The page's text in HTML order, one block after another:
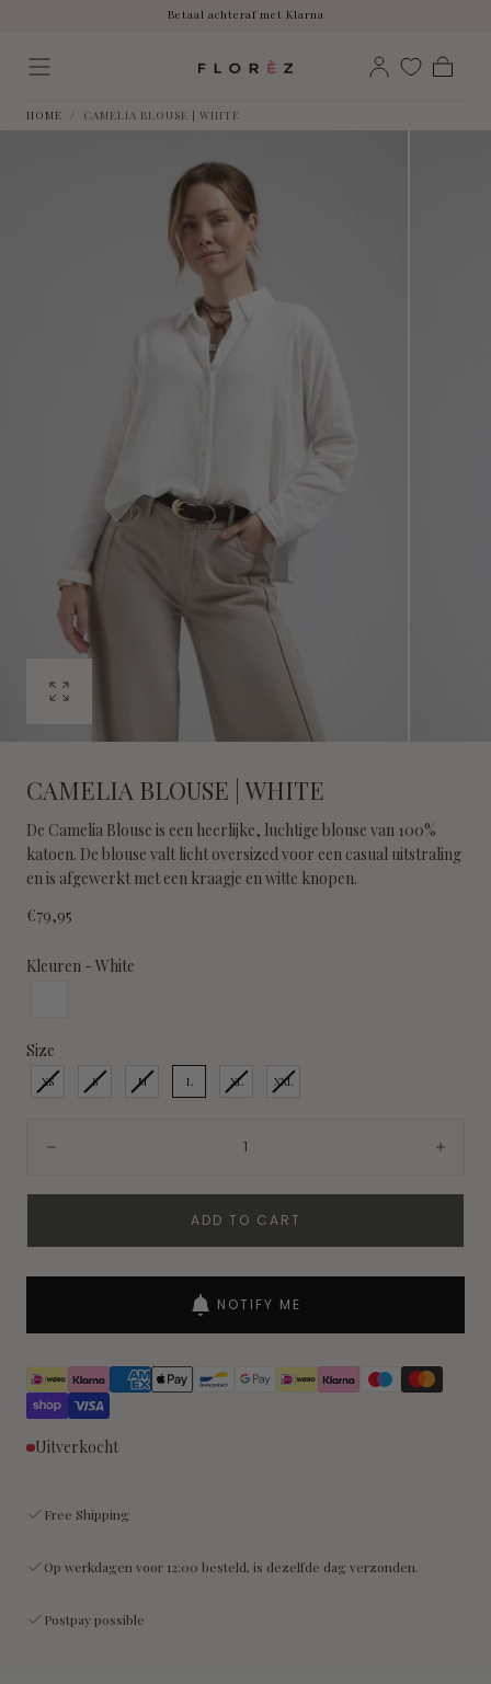
Betaal achteraf met Klarna
Ordered before 12:00, shipped the same day.
Open
media
modal
HOME / CAMELIA BLOUSE | WHITE
CAMELIA BLOUSE | WHITE
De Camelia Blouse is een heerlijke, luchtige blouse van 100%
katoen. De blouse valt licht oversized voor een casual uitstraling
en is afgewerkt met een kraagje en witte knopen.
Regular
€79,95
Kleuren - White
Size
XS S M L XL XXL
ADD TO CART
NOTIFY ME
Uitverkocht
Free Shipping
Op werkdagen voor 12:00 besteld, is dezelfde dag verzonden.
Postpay possible